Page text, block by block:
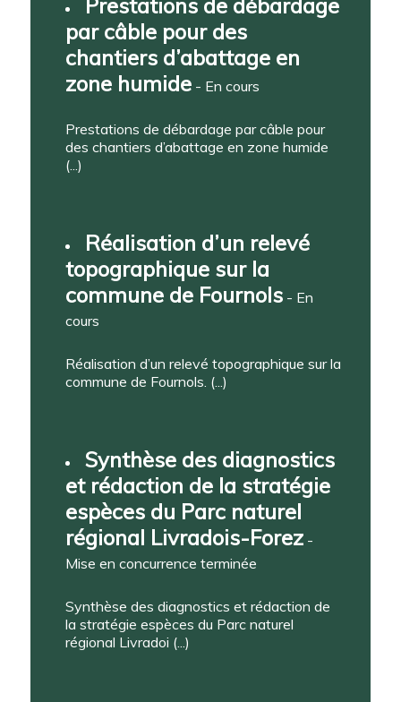
par câble pour des
chantiers d’abattage en
zone humide- En cours
Prestations de débardage par câble pour
des chantiers d’abattage en zone humide
(...)
Réalisation d’un relevé
topographique sur la
commune de Fournols- En
cours
Réalisation d’un relevé topographique sur la
commune de Fournols. (...)
Synthèse des diagnostics
et rédaction de la stratégie
espèces du Parc naturel
régional Livradois-Forez-
Mise en concurrence terminée
Synthèse des diagnostics et rédaction de
la stratégie espèces du Parc naturel
régional Livradoi (...)